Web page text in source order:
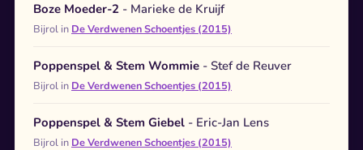
Boze Moeder-2 - Marieke de Kruijf
Bijrol in De Verdwenen Schoentjes (2015)
Poppenspel & Stem Wommie - Stef de Reuver
Bijrol in De Verdwenen Schoentjes (2015)
Poppenspel & Stem Giebel - Eric-Jan Lens
Bijrol in De Verdwenen Schoentjes (2015)